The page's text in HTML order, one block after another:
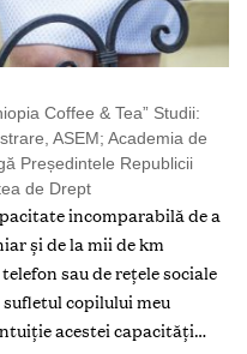
Coffee & Tea” Studii:
ASEM; Academia de
Președintele Republicii
de Drept
incomparabilă de a
și de la mii de km
sau de rețele sociale
copilului meu
acestei capacități…